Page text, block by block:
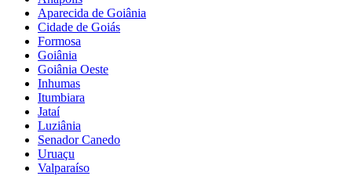
Aparecida de Goiânia
Cidade de Goiás
Formosa
Goiânia
Goiânia Oeste
Inhumas
Itumbiara
Jataí
Luziânia
Senador Canedo
Uruaçu
Valparaíso